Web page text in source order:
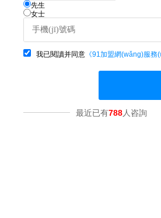
先生
女士
我已閱讀并同意 《91加盟網(wǎng)服務
最近已有788人咨詢